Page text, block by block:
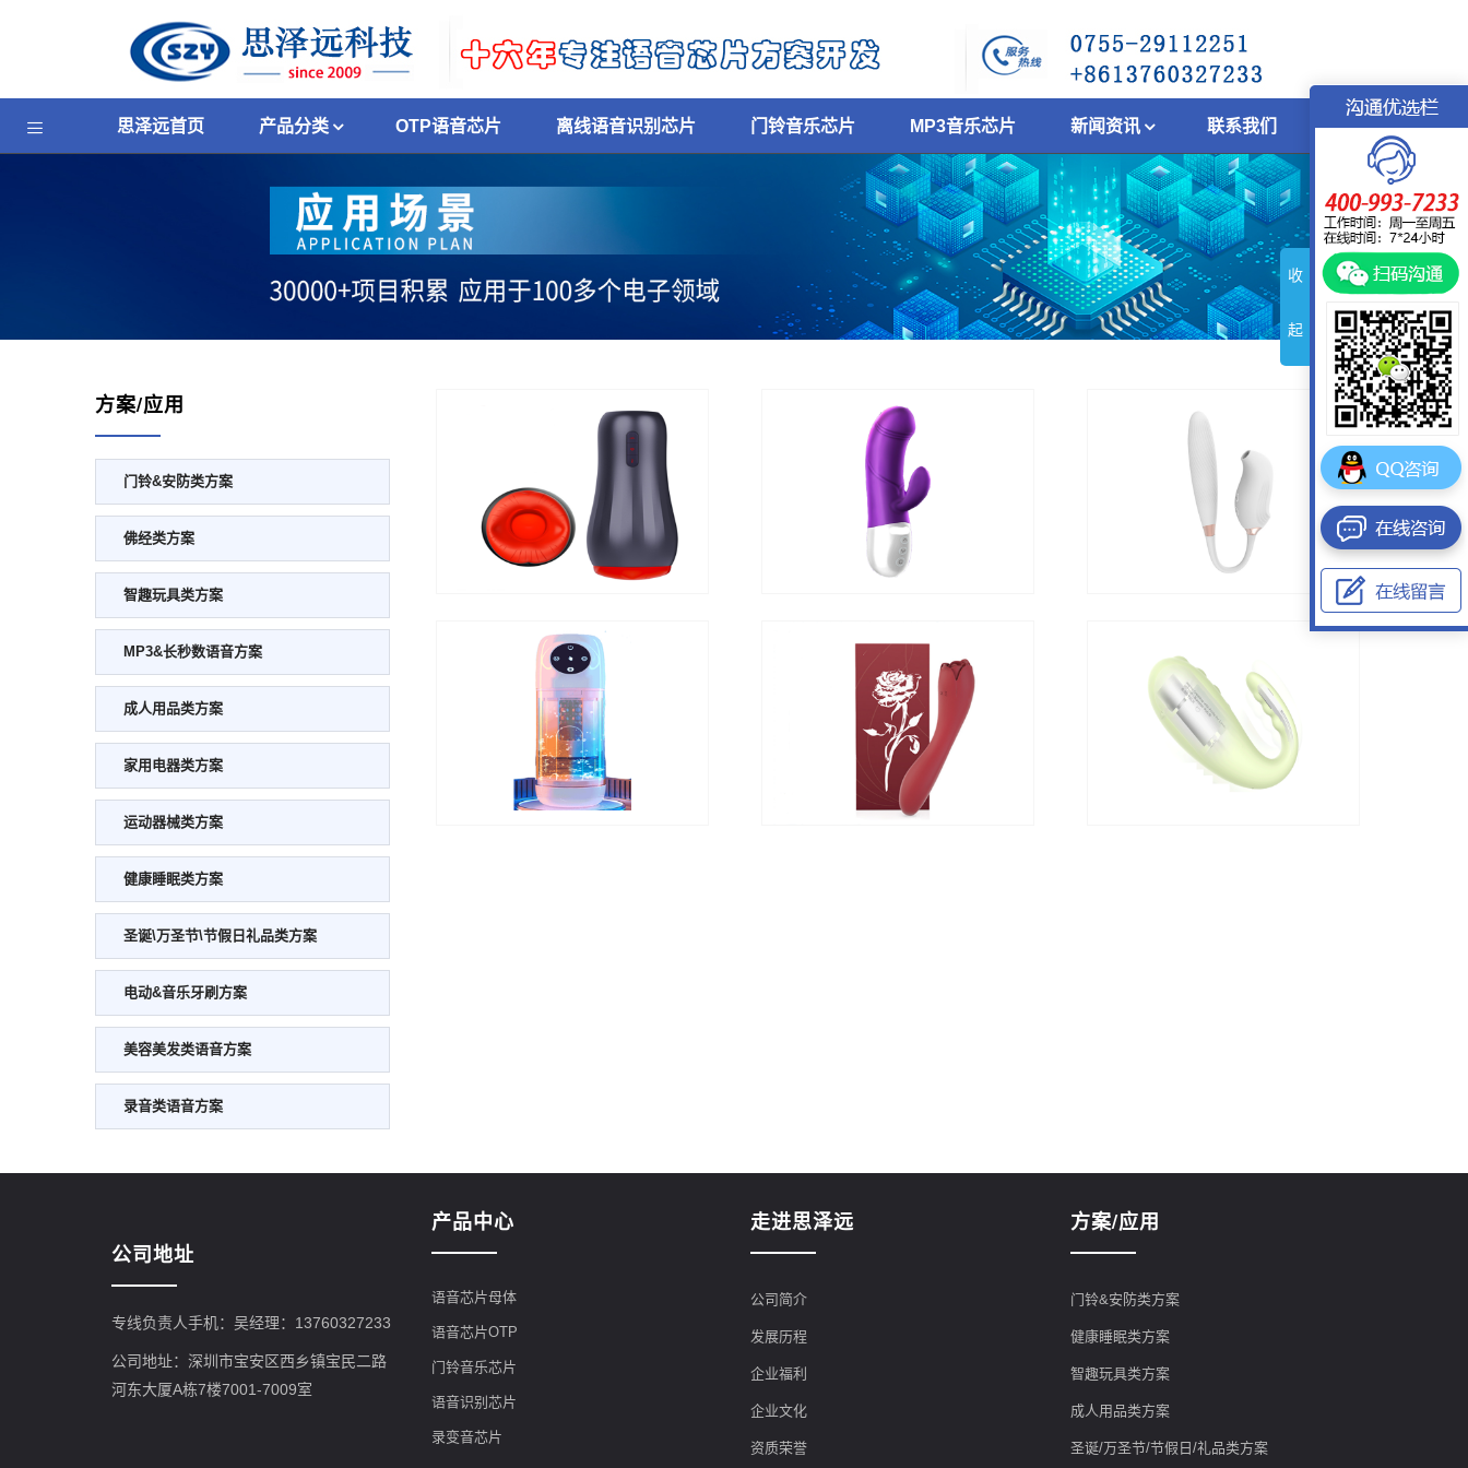
思泽远首页 产品分类 OTP语音芯片 离线语音识别芯片 门铃音乐芯片 MP3音乐芯片 新闻资讯 联系我们
方案/应用
门铃&安防类方案
佛经类方案
智趣玩具类方案
MP3&长秒数语音方案
成人用品类方案
家用电器类方案
运动器械类方案
健康睡眠类方案
圣诞\万圣节\节假日礼品类方案
电动&音乐牙刷方案
美容美发类语音方案
录音类语音方案
公司地址
专线负责人手机：吴经理：13760327233
公司地址：深圳市宝安区西乡镇宝民二路
河东大厦A栋7楼7001-7009室
产品中心
语音芯片母体
语音芯片OTP
门铃音乐芯片
语音识别芯片
录变音芯片
走进思泽远
公司简介
发展历程
企业福利
企业文化
资质荣誉
方案/应用
门铃&安防类方案
健康睡眠类方案
智趣玩具类方案
成人用品类方案
圣诞/万圣节/节假日/礼品类方案
收
起